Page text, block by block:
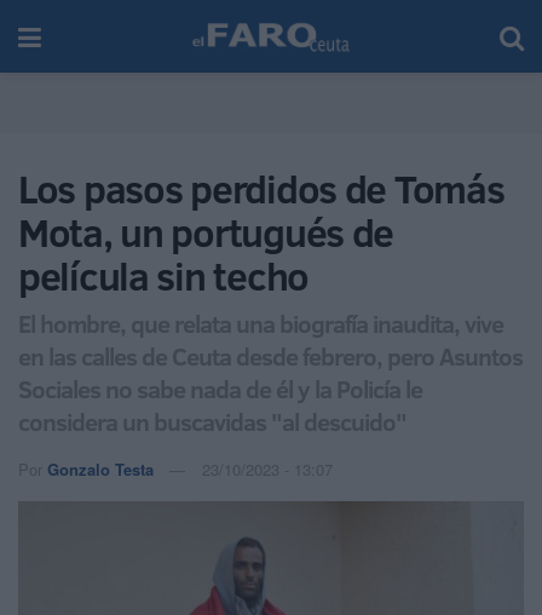
Los pasos perdidos de Tomás
Mota, un portugués de
película sin techo
El hombre, que relata una biografía inaudita, vive
en las calles de Ceuta desde febrero, pero Asuntos
Sociales no sabe nada de él y la Policía le
considera un buscavidas "al descuido"
Por Gonzalo Testa 23/10/2023 - 13:07